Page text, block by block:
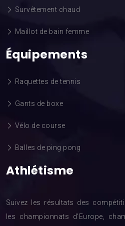
Survêtement chaud
Maillot de bain femme
Équipements
Raquettes de tennis
Gants de boxe
Vélo de course
Balles de ping pong
Athlétisme
Suivez les résultats des
les championnats d’Europe,